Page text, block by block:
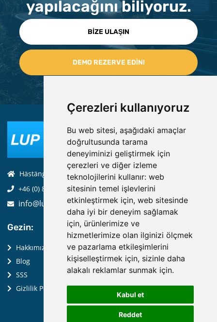
Çerezleri kullanıyoruz
Bu web sitesi, aşağıdaki amaçlar
doğrultusunda tarama
deneyiminizi geliştirmek için
çerezleri ve diğer izleme
teknolojilerini kullanır: web
sitesinin temel işlevlerini
etkinleştirmek için, web sitesinde
daha iyi bir deneyim sağlamak
için, ürünlerimize ve
hizmetlerimize olan ilginizi ölçmek
ve pazarlama etkileşimlerini
kişiselleştirmek için, sizinle daha
alakalı reklamlar sunmak için.
Kabul et
Reddet
yapılacağını biliyoruz.
BİZE ULAŞIN
Hästängsuddsvägen 19, 184 94, Åkersberga
+46 (0) 8-970 970
info@luptechnologies.com
Gezin:
Hakkımızda
Blog
SSS
Gizlilik Politikası